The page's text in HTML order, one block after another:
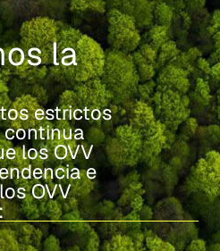
la
estrictos
continua
los OVV
e
OVV